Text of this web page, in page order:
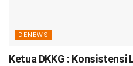
DENEWS
Ketua DKKG :